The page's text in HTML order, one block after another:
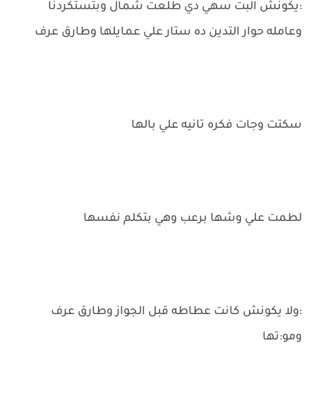
:يكونش البت سهي دي طلعت شمال وبتستكردنا
وعامله حوار التدين ده ستار علي عمايلها وطارق عرف
سكتت وجات فكره تانيه علي بالها
لطمت علي وشها برعب وهي بتكلم نفسها
:ولا يكونش كانت عطاطه قبل الجواز وطارق عرف
ومو:تها